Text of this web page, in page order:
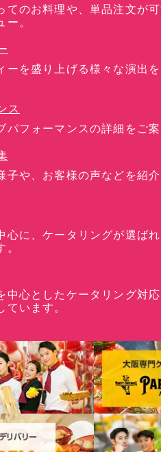
てのお料理や、単品注文が
ー。
ーを盛り上げる様々な演出
ス
パフォーマンスの詳細をご案
子や、お客様の声などを紹
心に、ケータリングが選ば
中心としたケータリング対応
います。